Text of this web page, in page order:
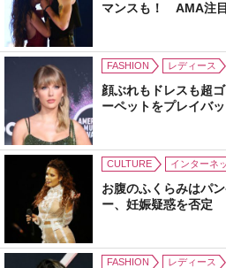
マンスも！ AMA注
FASHION レディース
顔ぶれもドレスも超
ーペットをプレイバッ
CULTURE インターネ
お腹のふくらみはパ
ー、妊娠疑惑を否定
FASHION レディース